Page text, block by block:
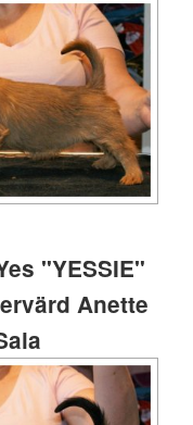
"YESSIE"
Anette